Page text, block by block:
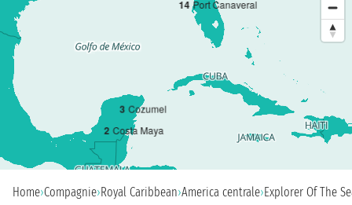
14 Port Canaveral
2 Costa Maya
3 Cozumel
Home›Compagnie›Royal Caribbean›America centrale›Explorer Of The